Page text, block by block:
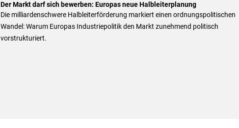
Der Markt darf sich bewerben: Europas neue Halbleiterplanung
Die milliardenschwere Halbleiterförderung markiert einen ordnungspolitischen
Wandel: Warum Europas Industriepolitik den Markt zunehmend politisch
vorstrukturiert.